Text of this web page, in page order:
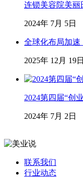
连锁美容院美丽
2024年 7月 5日
全球化布局加速
2025年 12月 19日
2024第四届“创
2024年 7月 2日
联系我们
行业动态